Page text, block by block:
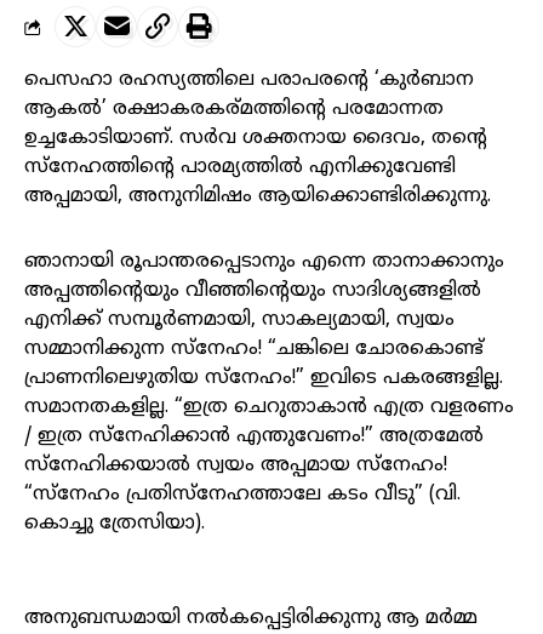
പെസഹാ രഹസ്യത്തിലെ പരാപരന്റെ ‘കുർബാന
ആകൽ’ രക്ഷാകരകര്മത്തിന്റെ പരമോന്നത
ഉച്ചകോടിയാണ്. സർവ ശക്തനായ ദൈവം, തന്റെ
സ്നേഹത്തിന്റെ പാരമ്യത്തിൽ എനിക്കുവേണ്ടി
അപ്പമായി, അനുനിമിഷം ആയിക്കൊണ്ടിരിക്കുന്നു.
ഞാനായി രൂപാന്തരപ്പെടാനും എന്നെ താനാക്കാനും
അപ്പത്തിന്റെയും വീഞ്ഞിന്റെയും സാദിശ്യങ്ങളിൽ
എനിക്ക് സമ്പൂർണമായി, സാകല്യമായി, സ്വയം
സമ്മാനിക്കുന്ന സ്നേഹം! “ചങ്കിലെ ചോരകൊണ്ട്
പ്രാണനിലെഴുതിയ സ്നേഹം!” ഇവിടെ പകരങ്ങളില്ല.
സമാനതകളില്ല. “ഇത്ര ചെറുതാകാൻ എത്ര വളരണം
/ ഇത്ര സ്നേഹിക്കാൻ എന്തുവേണം!” അത്രമേൽ
സ്നേഹിക്കയാൽ സ്വയം അപ്പമായ സ്നേഹം!
“സ്നേഹം പ്രതിസ്നേഹത്താലേ കടം വീടു” (വി.
കൊച്ചു ത്രേസിയാ).
അനുബന്ധമായി നൽകപ്പെട്ടിരിക്കുന്നു ആ മർമ്മ